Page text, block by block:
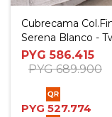
Cubrecama
Serena Blanco -
Twin Plus
PYG 586.415
PYG 689.900
PYG 527.774